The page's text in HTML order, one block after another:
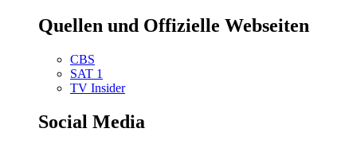
Quellen und Offizielle Webseiten
CBS
SAT 1
TV Insider
Social Media